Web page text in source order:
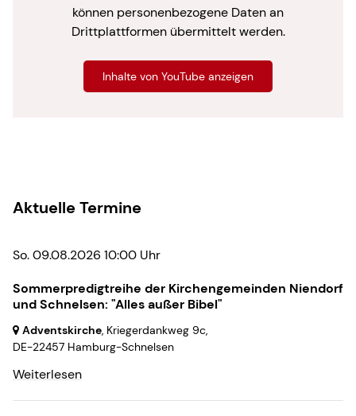
können personenbezogene Daten an
Drittplattformen übermittelt werden.
Inhalte von YouTube anzeigen
Aktuelle Termine
So. 09.08.2026 10:00 Uhr
Sommerpredigtreihe der Kirchengemeinden Niendorf
und Schnelsen: "Alles außer Bibel"
Adventskirche, Kriegerdankweg 9c,
DE-22457 Hamburg-Schnelsen
Weiterlesen